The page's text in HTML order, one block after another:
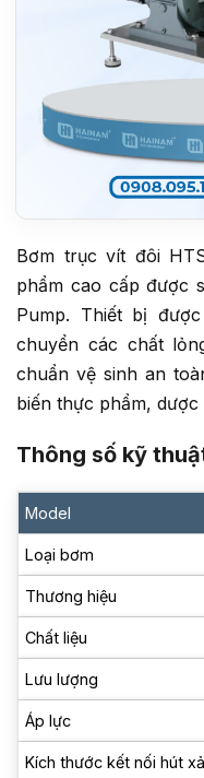
Bơm trục vít đôi
phẩm cao cấp được
Pump. Thiết bị
chuyển các chất
chuẩn vệ sinh an
biến thực phẩm,
Thông số kỹ
Model
Loại bơm
Thương hiệu
Chất liệu
Lưu lượng
Áp lực
Kích thước kết nối hút xả